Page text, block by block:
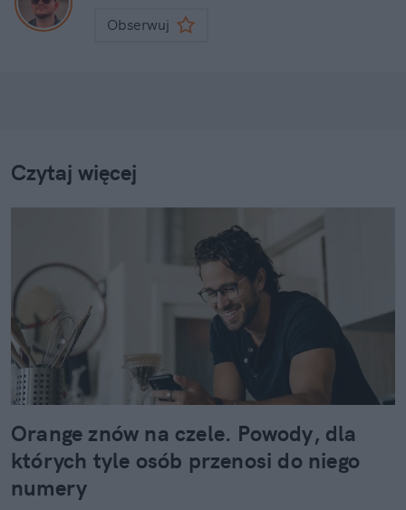
Obserwuj
Czytaj więcej
Orange znów na czele. Powody, dla
których tyle osób przenosi do niego
numery